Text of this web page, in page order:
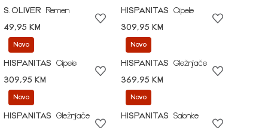
S.OLIVER
Remen
49,95 KM
HISPANITAS
Cipele
309,95 KM
Novo
HISPANITAS
Cipele
309,95 KM
Novo
HISPANITAS
Gležnjače
369,95 KM
Novo
HISPANITAS
Gležnjače
Novo
HISPANITAS
Salonke